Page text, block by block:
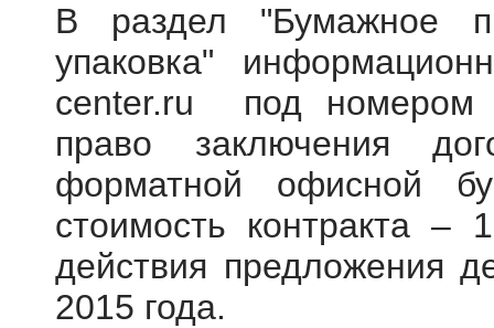
В раздел "Бумажное
упаковка"
center.ru под номером
право заключения
форматной офисной
стоимость контракта –
действия предложения
2015 года.